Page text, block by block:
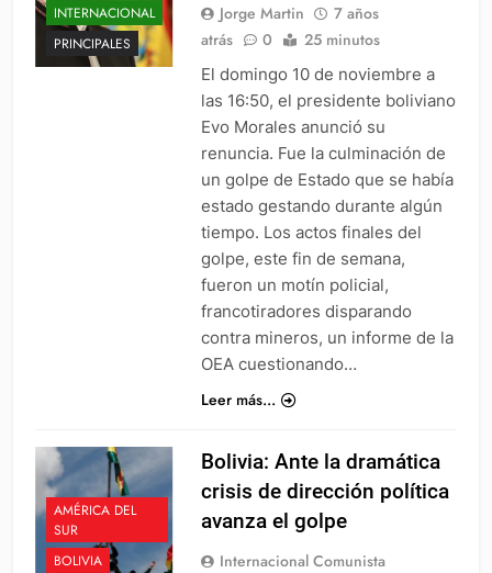
INTERNACIONAL
PRINCIPALES
Jorge Martin
7 años
atrás
0 25 minutos
El domingo 10 de noviembre a
las 16:50, el presidente boliviano
Evo Morales anunció su
renuncia. Fue la culminación de
un golpe de Estado que se había
estado gestando durante algún
tiempo. Los actos finales del
golpe, este fin de semana,
fueron un motín policial,
francotiradores disparando
contra mineros, un informe de la
OEA cuestionando…
Leer más...
AMÉRICA DEL
SUR
BOLIVIA
Bolivia: Ante la dramática
crisis de dirección política
avanza el golpe
Internacional Comunista